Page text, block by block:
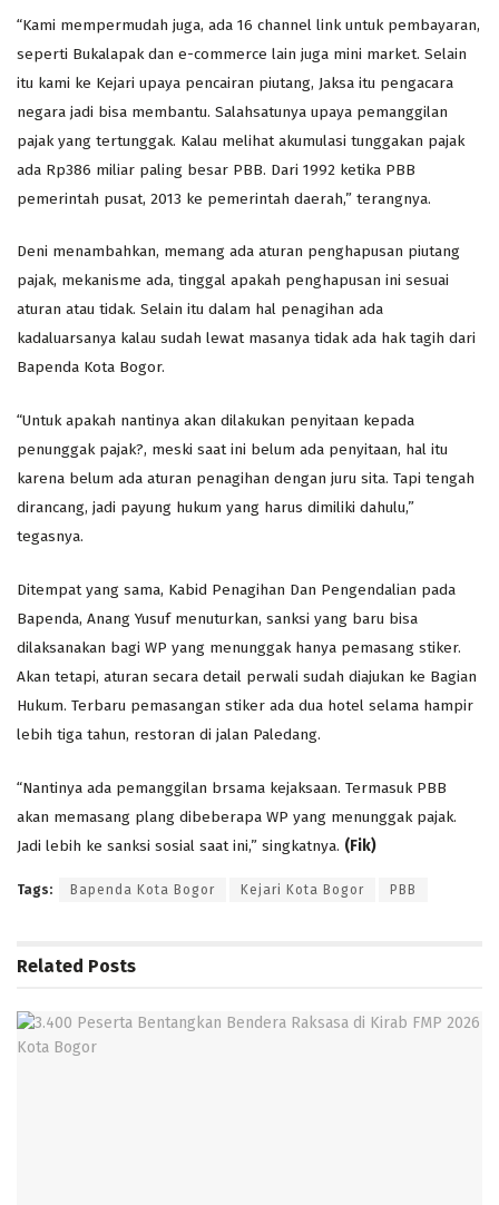
“Kami mempermudah juga, ada 16 channel link untuk pembayaran,
seperti Bukalapak dan e-commerce lain juga mini market. Selain
itu kami ke Kejari upaya pencairan piutang, Jaksa itu pengacara
negara jadi bisa membantu. Salahsatunya upaya pemanggilan
pajak yang tertunggak. Kalau melihat akumulasi tunggakan pajak
ada Rp386 miliar paling besar PBB. Dari 1992 ketika PBB
pemerintah pusat, 2013 ke pemerintah daerah,” terangnya.
Deni menambahkan, memang ada aturan penghapusan piutang
pajak, mekanisme ada, tinggal apakah penghapusan ini sesuai
aturan atau tidak. Selain itu dalam hal penagihan ada
kadaluarsanya kalau sudah lewat masanya tidak ada hak tagih dari
Bapenda Kota Bogor.
“Untuk apakah nantinya akan dilakukan penyitaan kepada
penunggak pajak?, meski saat ini belum ada penyitaan, hal itu
karena belum ada aturan penagihan dengan juru sita. Tapi tengah
dirancang, jadi payung hukum yang harus dimiliki dahulu,”
tegasnya.
Ditempat yang sama, Kabid Penagihan Dan Pengendalian pada
Bapenda, Anang Yusuf menuturkan, sanksi yang baru bisa
dilaksanakan bagi WP yang menunggak hanya pemasang stiker.
Akan tetapi, aturan secara detail perwali sudah diajukan ke Bagian
Hukum. Terbaru pemasangan stiker ada dua hotel selama hampir
lebih tiga tahun, restoran di jalan Paledang.
“Nantinya ada pemanggilan brsama kejaksaan. Termasuk PBB
akan memasang plang dibeberapa WP yang menunggak pajak.
Jadi lebih ke sanksi sosial saat ini,” singkatnya. (Fik)
Tags: Bapenda Kota Bogor Kejari Kota Bogor PBB
Related Posts